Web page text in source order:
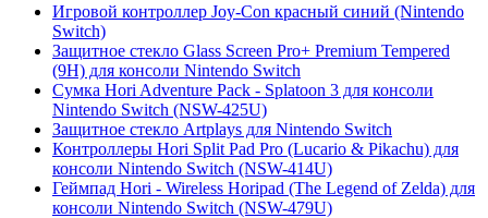
Игровой контроллер Joy-Con красный синий (Nintendo
Switch)
Защитное стекло Glass Screen Pro+ Premium Tempered
(9H) для консоли Nintendo Switch
Сумка Hori Adventure Pack - Splatoon 3 для консоли
Nintendo Switch (NSW-425U)
Защитное стекло Artplays для Nintendo Switch
Контроллеры Hori Split Pad Pro (Lucario & Pikachu) для
консоли Nintendo Switch (NSW-414U)
Геймпад Hori - Wireless Horipad (The Legend of Zelda) для
консоли Nintendo Switch (NSW-479U)